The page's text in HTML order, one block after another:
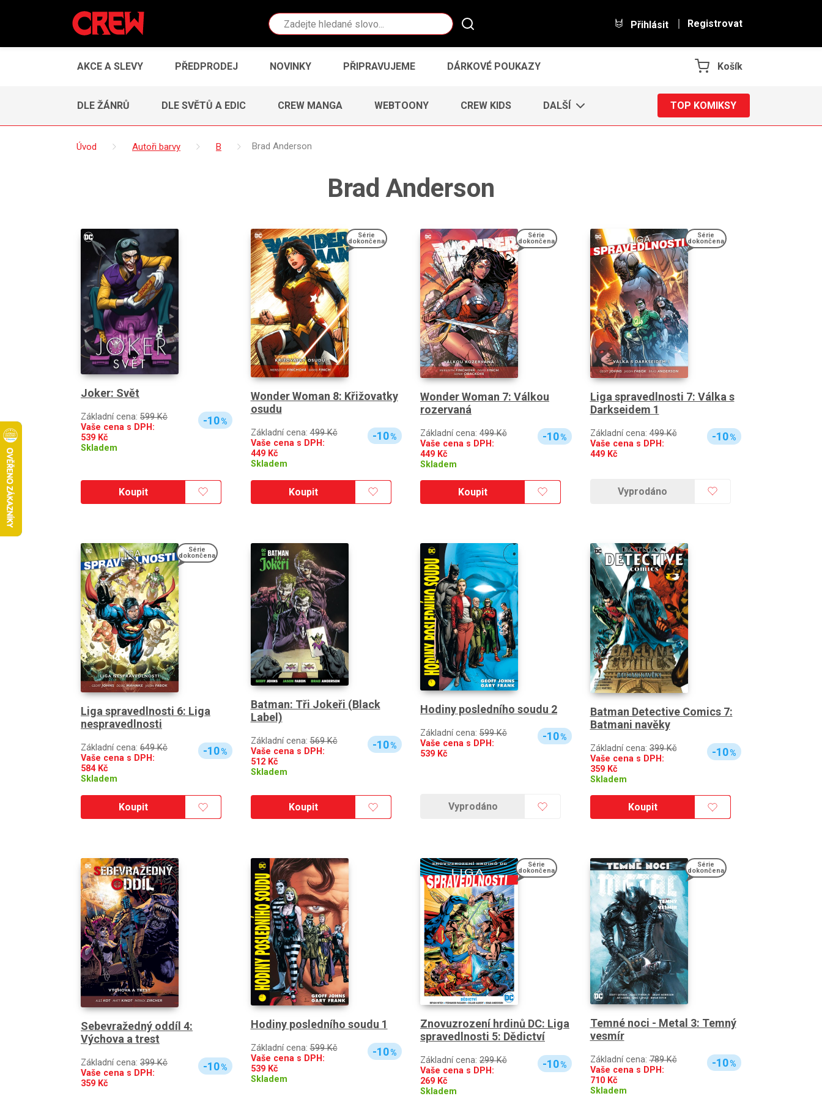
Vyhledávání Přihlásit Registrovat
AKCE A SLEVY PŘEDPRODEJ NOVINKY PŘIPRAVUJEME DÁRKOVÉ POUKAZY Košík
DLE ŽÁNRŮ DLE SVĚTŮ A EDIC CREW MANGA WEBTOONY CREW KIDS DALŠÍ TOP KOMIKSY
Úvod Autoři barvy B Brad Anderson
Brad Anderson
Joker: Svět
Základní cena: 599 Kč
Vaše cena s DPH:
539 Kč
Skladem
-10%
Koupit
Série
dokončena
Wonder Woman 8: Křižovatky
osudu
Základní cena:499 Kč
Vaše cena s DPH:
449Kč
Skladem
-10%
Koupit
Série
dokončena
Wonder Woman 7: Válkou
rozervaná
Základní cena: 499 Kč
Vaše cena s DPH:
449 Kč
Skladem
-10%
Koupit
Série
dokončena
Liga spravedlnosti 7: Válka s
Darkseidem 1
Základní cena:499 Kč
Vaše cena s DPH:
449Kč
-10%
Vyprodáno
Série
dokončena
Liga spravedlnosti 6: Liga
nespravedlnosti
Základní cena: 649 Kč
Vaše cena s DPH:
584Kč
Skladem
-10%
Koupit
Batman: Tři Jokeři (Black
Label)
Základní cena:569 Kč
Vaše cena s DPH:
512Kč
Skladem
-10%
Koupit
Hodiny posledního soudu 2
Základní cena: 599 Kč
Vaše cena s DPH:
539 Kč
-10%
Vyprodáno
Batman Detective Comics 7:
Batmani navěky
Základní cena:399 Kč
Vaše cena s DPH:
359Kč
Skladem
-10%
Koupit
Sebevražedný oddíl 4:
Výchova a trest
Základní cena: 399 Kč
Vaše cena s DPH:
359 Kč
-10%
Hodiny posledního soudu 1
Základní cena:599 Kč
Vaše cena s DPH:
539Kč
Skladem
-10%
Série
dokončena
Znovuzrození hrdinů DC: Liga
spravedlnosti 5: Dědictví
Základní cena: 299 Kč
Vaše cena s DPH:
269 Kč
Skladem
-10%
Série
dokončena
Temné noci - Metal 3: Temný
vesmír
Základní cena:789 Kč
Vaše cena s DPH:
710Kč
Skladem
-10%